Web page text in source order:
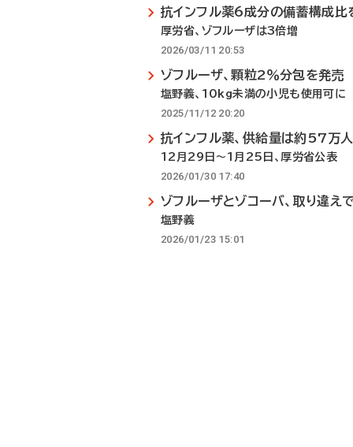
抗インフル薬6成分の備蓄構成比
厚労省、ゾフルーザは3倍増
2026/03/11 20:53
ゾフルーザ、顆粒2％分包を発売
塩野義、10kg未満の小児も使用可に
2025/11/12 20:20
抗インフル薬、供給量は約57万
12月29日～1月25日、厚労省公表
2026/01/30 17:40
ゾフルーザとゾコーバ、取り違え
塩野義
2026/01/23 15:01